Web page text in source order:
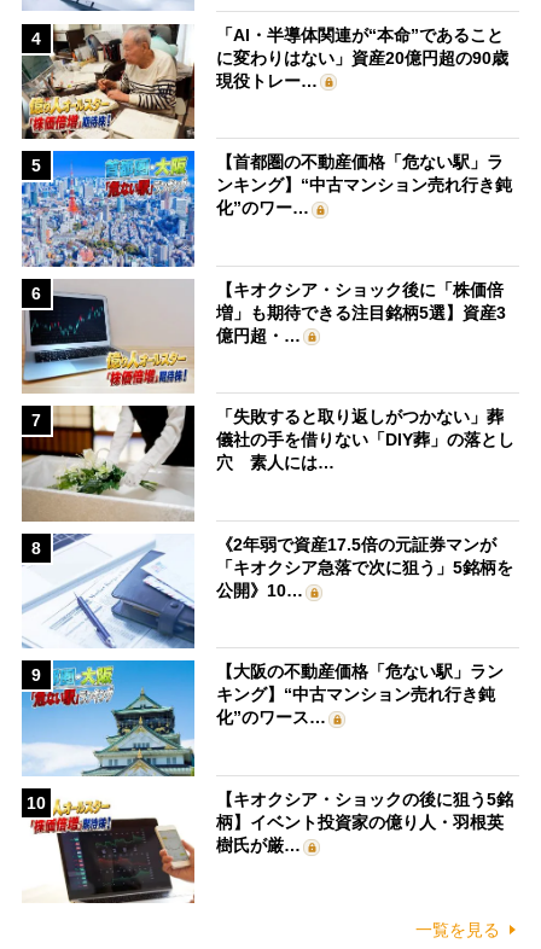
4
「AI・半導体関連が“本命”であること
に変わりはない」資産20億円超の90歳
現役トレー…
5
【首都圏の不動産価格「危ない駅」ラ
ンキング】“中古マンション売れ行き鈍
化”のワー…
6
【キオクシア・ショック後に「株価倍
増」も期待できる注目銘柄5選】資産3
億円超・…
7
「失敗すると取り返しがつかない」葬
儀社の手を借りない「DIY葬」の落とし
穴 素人には…
8
《2年弱で資産17.5倍の元証券マンが
「キオクシア急落で次に狙う」5銘柄を
公開》10…
9
【大阪の不動産価格「危ない駅」ラン
キング】“中古マンション売れ行き鈍
化”のワース…
10
【キオクシア・ショックの後に狙う5銘
柄】イベント投資家の億り人・羽根英
樹氏が厳…
一覧を見る